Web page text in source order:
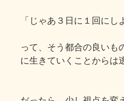
「じゃあ３日に１回にし
って、そう都合の良いも
に生きていくことからは